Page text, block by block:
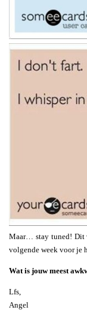
Maar… stay tuned! Dit
volgende week voor je
Wat is jouw meest
Lfs,
Angel